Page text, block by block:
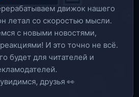
движок нашего
летал со скоростью мысли.
c новыми новостями,
И это точно не всё.
будет для читателей и
друзья 👀